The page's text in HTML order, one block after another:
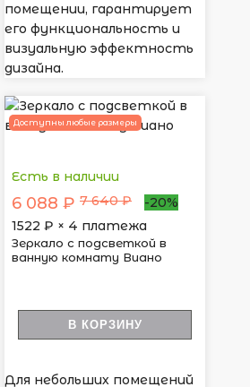
помещении, гарантирует
его функциональность и
визуальную эффектность
дизайна.
Доступны любые размеры
Есть в наличии
6 088 ₽ 7 640 ₽
-20%
1522 ₽ × 4 платежа
Зеркало с подсветкой в
ванную комнату Виано
В КОРЗИНУ
Для небольших помещений